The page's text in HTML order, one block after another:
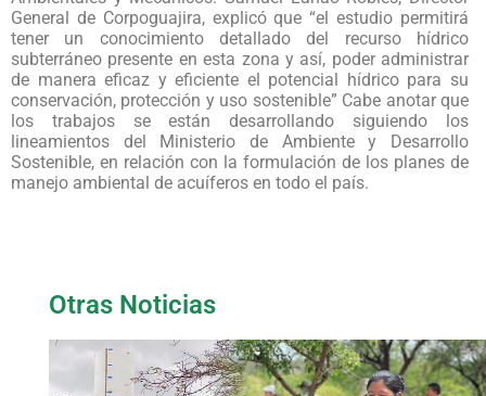
General de Corpoguajira, explicó que “el estudio permitirá
tener un conocimiento detallado del recurso hídrico
subterráneo presente en esta zona y así, poder administrar
de manera eficaz y eficiente el potencial hídrico para su
conservación, protección y uso sostenible” Cabe anotar que
los trabajos se están desarrollando siguiendo los
lineamientos del Ministerio de Ambiente y Desarrollo
Sostenible, en relación con la formulación de los planes de
manejo ambiental de acuíferos en todo el país.
Otras Noticias